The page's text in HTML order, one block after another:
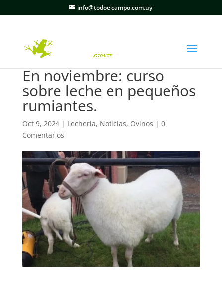
info@todoelcampo.com.uy
En noviembre: curso
sobre leche en pequeños
rumiantes.
Oct 9, 2024| Lechería, Noticias, Ovinos | 0
Comentarios